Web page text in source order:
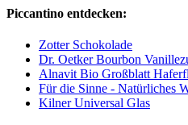
Piccantino entdecken:
Zotter Schokolade
Dr. Oetker Bourbon
Alnavit Bio Großblatt
Für die Sinne - Natürliches
Kilner Universal Glas